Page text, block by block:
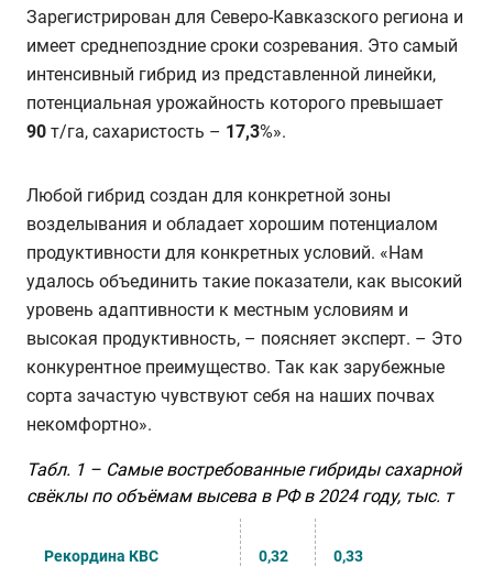
Зарегистрирован для Северо-Кавказского региона и
имеет среднепоздние сроки созревания. Это самый
интенсивный гибрид из представленной линейки,
потенциальная урожайность которого превышает
90 т/га, сахаристость – 17,3%».
Любой гибрид создан для конкретной зоны
возделывания и обладает хорошим потенциалом
продуктивности для конкретных условий. «Нам
удалось объединить такие показатели, как высокий
уровень адаптивности к местным условиям и
высокая продуктивность, – поясняет эксперт. – Это
конкурентное преимущество. Так как зарубежные
сорта зачастую чувствуют себя на наших почвах
некомфортно».
Табл. 1 – Самые востребованные гибриды сахарной
свёклы по объёмам высева в РФ в 2024 году, тыс. т
Рекордина КВС 0,32 0,33